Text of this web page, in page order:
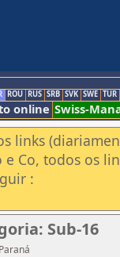
ROU RUS SRB SVK SWE TUR
online Swiss-
links
e Co, todos os
:
Sub-16